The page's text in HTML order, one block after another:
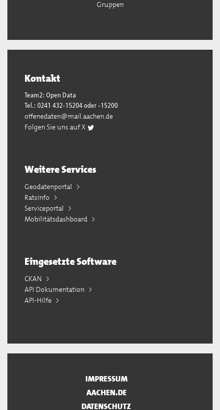
Gruppen
Kontakt
Team2: Open Data
Tel.: 0241 432-15204 oder -15200
offenedaten@mail.aachen.de
Folgen Sie uns auf X
Weitere Services
Geodatenportal
Ratsinfo
Serviceportal
Mobilitätsdashboard
Eingesetzte Software
CKAN
API Dokumentation
API-Hilfe
IMPRESSUM
AACHEN.DE
DATENSCHUTZ